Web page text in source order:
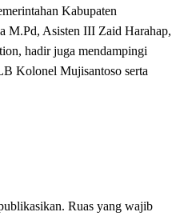
Kabupaten
M.Pd, Asisten III Zaid Harahap,
hadir juga mendampingi
Kolonel Mujisantoso serta
Ruas yang wajib